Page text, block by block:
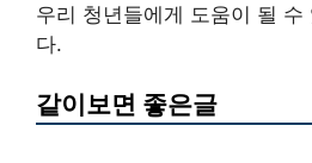
우리 청년들에게 도움이 될 수
다.
같이보면 좋은글